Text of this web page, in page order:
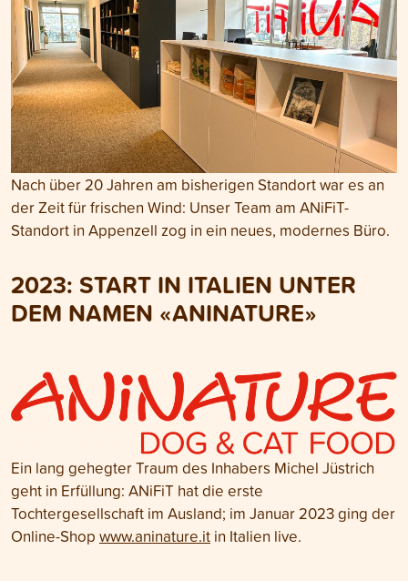
Nach über 20 Jahren am bisherigen Standort war es an
der Zeit für frischen Wind: Unser Team am ANiFiT-
Standort in Appenzell zog in ein neues, modernes Büro.
2023: START IN ITALIEN UNTER
DEM NAMEN «ANINATURE»
Ein lang gehegter Traum des Inhabers Michel Jüstrich
geht in Erfüllung: ANiFiT hat die erste
Tochtergesellschaft im Ausland; im Januar 2023 ging der
Online-Shop www.aninature.it in Italien live.